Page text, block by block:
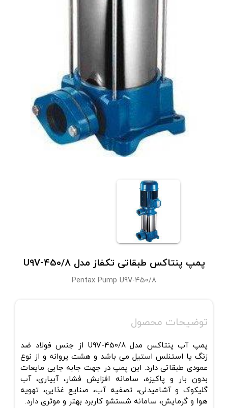
پمپ پنتاکس طبقاتی تکفاز مدل U9V-450/8
Pentax Pump U9V-450/8
توضیحات محصول
پمپ آب پنتاکس مدل U9V-450/8 از جنس فولاد ضد
زنگ یا استنلس استیل می باشد و هشت پروانه و از نوع
عمودی طبقاتی دارد. این پمپ در جهت جابه جایی مایعات
بدون بار و پاکیزه، سامانه افزایش فشار، آبیاری، آب
گلیکوک و آشامیدنی، تصفیه آب، صنایع غذایی، تهویه
هوا و گرمایش، سامانه شستشو کاربرد بهتر و موثری دارد.